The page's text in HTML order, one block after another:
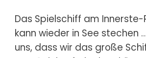
Das Spielschiff am
kann wieder in See stechen
uns, dass wir das große